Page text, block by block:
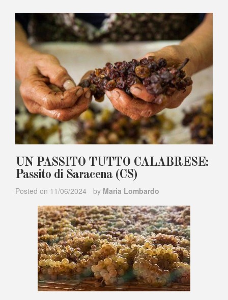
UN PASSITO TUTTO CALABRESE:
Passito di Saracena (CS)
Posted on 11/06/2024 by Maria Lombardo